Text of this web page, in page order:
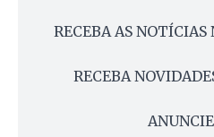
RECEBA AS NOTÍCIAS
RECEBA